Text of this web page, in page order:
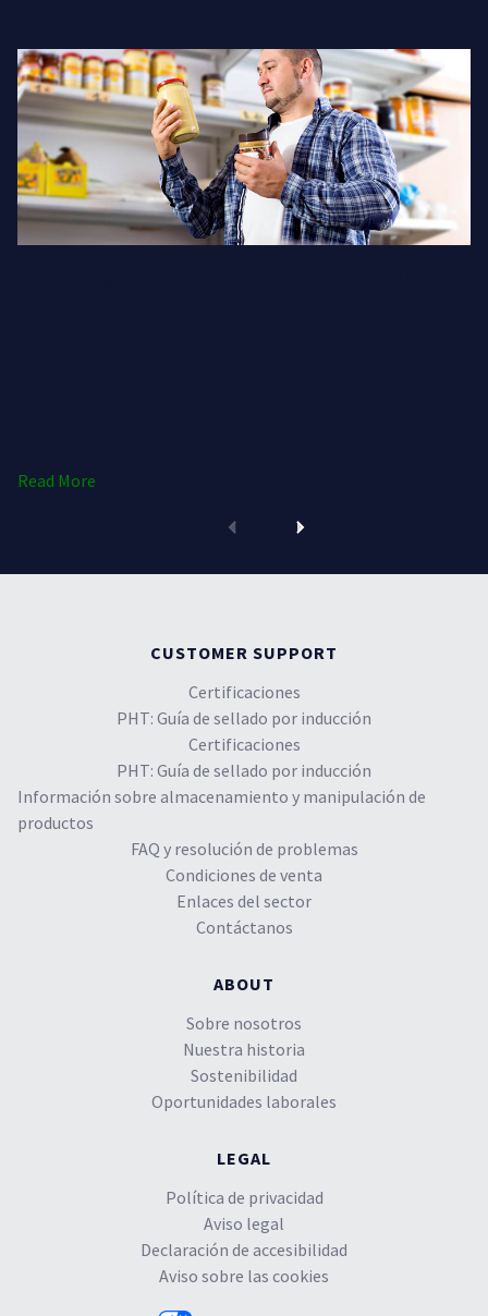
Read More
CUSTOMER SUPPORT
Certificaciones
PHT: Guía de sellado por inducción
Certificaciones
PHT: Guía de sellado por inducción
Información sobre almacenamiento y manipulación de
productos
FAQ y resolución de problemas
Condiciones de venta
Enlaces del sector
Contáctanos
ABOUT
Sobre nosotros
Nuestra historia
Sostenibilidad
Oportunidades laborales
LEGAL
Política de privacidad
Aviso legal
Declaración de accesibilidad
Aviso sobre las cookies